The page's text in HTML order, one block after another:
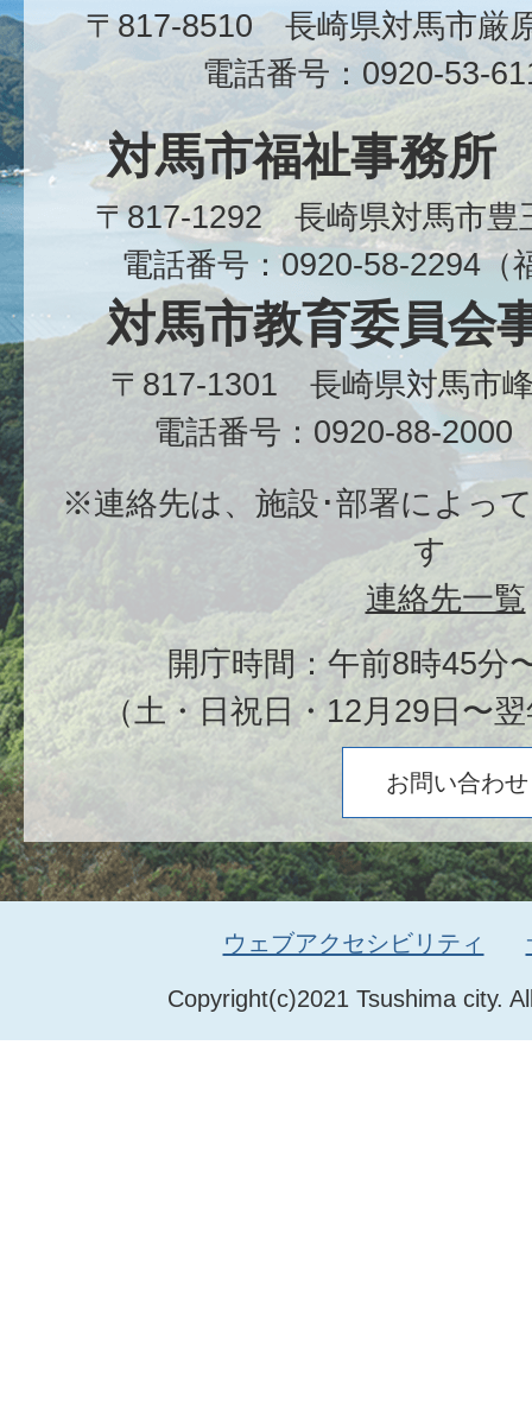
〒817-8510 長崎県対馬市
電話番号：0920-53-
対馬市福祉事務所
〒817-1292 長崎県対馬市
電話番号：0920-58-2294（
対馬市教育委員会
〒817-1301 長崎県対馬市
電話番号：0920-88-2000
※連絡先は、施設･部署によっ
す
連絡先一覧
開庁時間：午前8時45分
（土・日祝日・12月29日〜
お問い合わせ
Copyright(c)2021 Tsushima city.
ウェブアクセシビリティ